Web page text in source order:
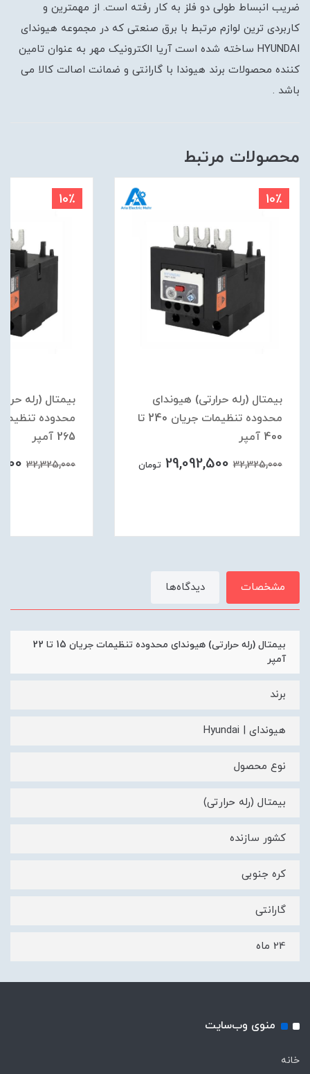
ضریب انبساط طولی دو فلز به کار رفته است. از مهمترین و
کاربردی ترین لوازم مرتبط با برق صنعتی که در مجموعه هیوندای
HYUNDAI ساخته شده است آریا الکترونیک مهر به عنوان تامین
کننده محصولات برند هیوندا با گارانتی و ضمانت اصالت کالا می
باشد .
محصولات مرتبط
10٪
بیمتال (رله حرارتی) هیوندای
محدوده تنظیمات جریان 240 تا
400 آمپر
32,325,000
29,092,500 تومان
10٪
بیمتال (رله
265 آمپر
32,325,000
مشخصات دیدگاه‌ها
بیمتال (رله حرارتی) هیوندای محدوده تنظیمات جریان 15 تا 22
آمپر
برند
هیوندای | Hyundai
نوع محصول
بیمتال (رله حرارتی)
کشور سازنده
کره جنوبی
گارانتی
24 ماه
منوی وب‌سایت
خانه